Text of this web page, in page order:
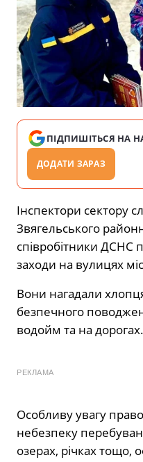
ПІДПИШІТЬСЯ НА
ДОДАТИ ЗАРАЗ
Інспектори сектору
Звягельського
співробітники ДСНС
заходи на вулицях
Вони нагадали
безпечного
водойм та на дорогах.
РЕКЛАМА
Особливу увагу
небезпеку
озерах, річках тощо,